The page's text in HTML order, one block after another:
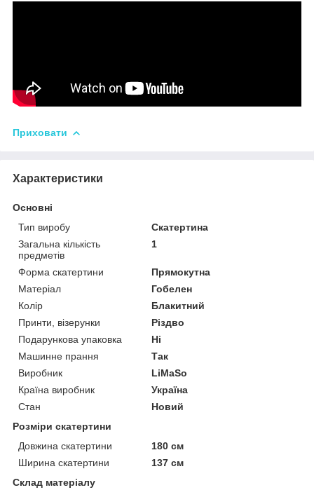
Приховати
Характеристики
Основні
Тип виробу
Скатертина
Загальна кількість
предметів
1
Форма скатертини
Прямокутна
Матеріал
Гобелен
Колір
Блакитний
Принти, візерунки
Різдво
Подарункова упаковка
Ні
Машинне прання
Так
Виробник
LiMaSo
Країна виробник
Україна
Стан
Новий
Розміри скатертини
Довжина скатертини
180 см
Ширина скатертини
137 см
Склад матеріалу